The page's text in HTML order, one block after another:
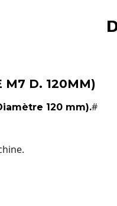
M7 D. 120MM)
120 mm).#